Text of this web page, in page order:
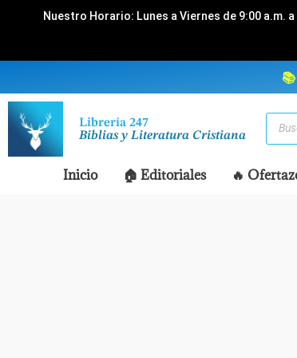
Nuestro Horario: Lunes a Viernes de 9:00 a.m. a
📚
Librería 247
Biblias y Literatura Cristiana
Inicio 🏠 Editoriales 🔥